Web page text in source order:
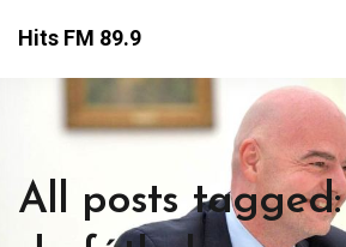
Hits FM 89.9
All posts